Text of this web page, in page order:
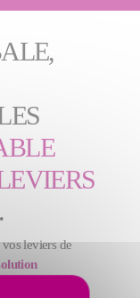
leviers de
intrusion, à tous